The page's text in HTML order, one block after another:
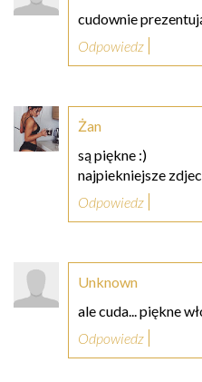
cudownie
Odpowiedz
Żan
są piękne :)
najpiekniejsze
Odpowiedz
Unknown
ale cuda... piękne
Odpowiedz